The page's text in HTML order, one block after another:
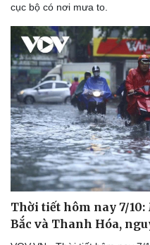
Doanh nghiệp
Thông tin doanh nghiệp
Doanh nghiệp 24h
Doanh nhân
Vì cộng đồng
cục bộ có nơi mưa to.
Thời tiết hôm nay 7/
Bắc và Thanh Hóa,